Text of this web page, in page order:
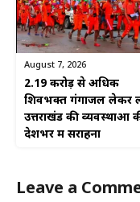
August 7, 2026
2.19 करोड़ से अधिक
शिवभक्त गंगाजल लेकर
उत्तराखंड की व्यवस्थाओं
देशभर में सराहना
Leave a